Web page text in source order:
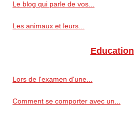
Le blog qui parle de vos...
Les animaux et leurs...
Education
Lors de l'examen d'une...
Comment se comporter avec un...